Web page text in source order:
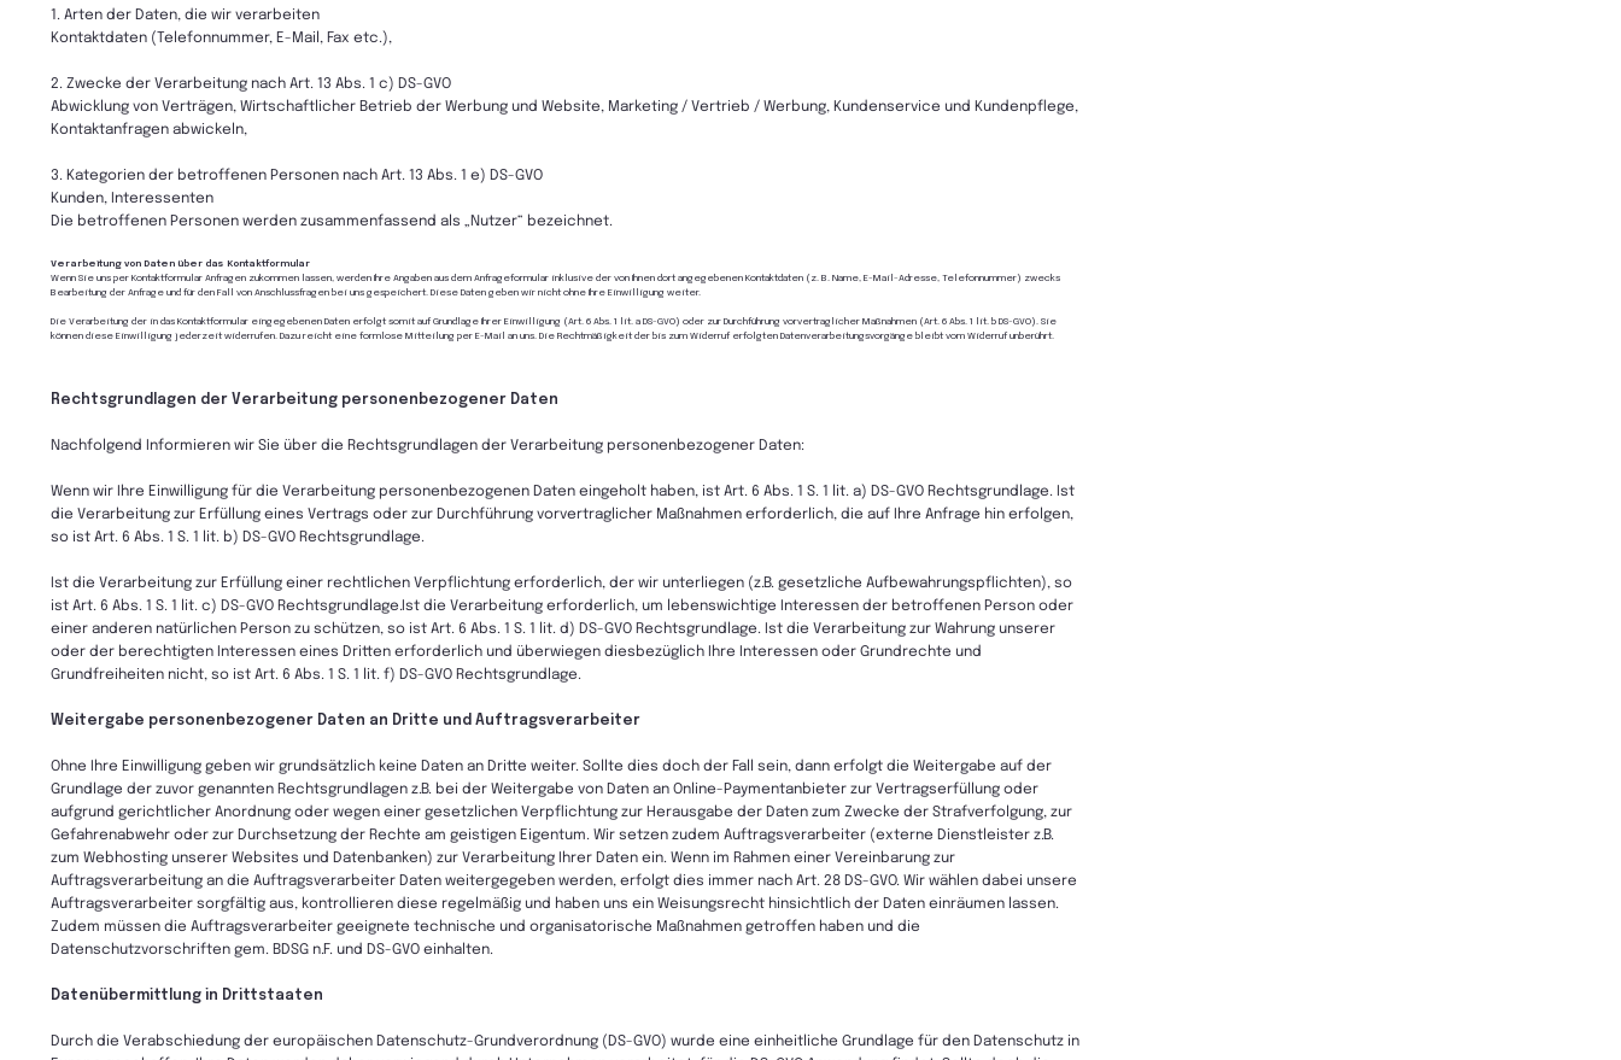
1. Arten der Daten, die wir verarbeiten
Kontaktdaten (Telefonnummer, E-Mail, Fax etc.),
2. Zwecke der Verarbeitung nach Art. 13 Abs. 1 c) DS-GVO
Abwicklung von Verträgen, Wirtschaftlicher Betrieb der Werbung und Website, Marketing / Vertrieb / Werbung, Kundenservice und Kundenpflege,
Kontaktanfragen abwickeln,
3. Kategorien der betroffenen Personen nach Art. 13 Abs. 1 e) DS-GVO
Kunden, Interessenten
Die betroffenen Personen werden zusammenfassend als „Nutzer“ bezeichnet.
Verarbeitung von Daten über das Kontaktformular
Wenn Sie uns per Kontaktformular Anfragen zukommen lassen, werden Ihre Angaben aus dem Anfrageformular inklusive der von Ihnen dort angegebenen Kontaktdaten (z. B. Name, E-Mail-Adresse, Telefonnummer) zwecks
Bearbeitung der Anfrage und für den Fall von Anschlussfragen bei uns gespeichert. Diese Daten geben wir nicht ohne Ihre Einwilligung weiter.
Die Verarbeitung der in das Kontaktformular eingegebenen Daten erfolgt somit auf Grundlage Ihrer Einwilligung (Art. 6 Abs. 1 lit. a DS-GVO) oder zur Durchführung vorvertraglicher Maßnahmen (Art. 6 Abs. 1 lit. b DS-GVO). Sie
können diese Einwilligung jederzeit widerrufen. Dazu reicht eine formlose Mitteilung per E-Mail an uns. Die Rechtmäßigkeit der bis zum Widerruf erfolgten Datenverarbeitungsvorgänge bleibt vom Widerruf unberührt.
Rechtsgrundlagen der Verarbeitung personenbezogener Daten
Nachfolgend Informieren wir Sie über die Rechtsgrundlagen der Verarbeitung personenbezogener Daten:
Wenn wir Ihre Einwilligung für die Verarbeitung personenbezogenen Daten eingeholt haben, ist Art. 6 Abs. 1 S. 1 lit. a) DS-GVO Rechtsgrundlage. Ist
die Verarbeitung zur Erfüllung eines Vertrags oder zur Durchführung vorvertraglicher Maßnahmen erforderlich, die auf Ihre Anfrage hin erfolgen,
so ist Art. 6 Abs. 1 S. 1 lit. b) DS-GVO Rechtsgrundlage.
Ist die Verarbeitung zur Erfüllung einer rechtlichen Verpflichtung erforderlich, der wir unterliegen (z.B. gesetzliche Aufbewahrungspflichten), so
ist Art. 6 Abs. 1 S. 1 lit. c) DS-GVO Rechtsgrundlage.Ist die Verarbeitung erforderlich, um lebenswichtige Interessen der betroffenen Person oder
einer anderen natürlichen Person zu schützen, so ist Art. 6 Abs. 1 S. 1 lit. d) DS-GVO Rechtsgrundlage. Ist die Verarbeitung zur Wahrung unserer
oder der berechtigten Interessen eines Dritten erforderlich und überwiegen diesbezüglich Ihre Interessen oder Grundrechte und
Grundfreiheiten nicht, so ist Art. 6 Abs. 1 S. 1 lit. f) DS-GVO Rechtsgrundlage.
Weitergabe personenbezogener Daten an Dritte und Auftragsverarbeiter
Ohne Ihre Einwilligung geben wir grundsätzlich keine Daten an Dritte weiter. Sollte dies doch der Fall sein, dann erfolgt die Weitergabe auf der
Grundlage der zuvor genannten Rechtsgrundlagen z.B. bei der Weitergabe von Daten an Online-Paymentanbieter zur Vertragserfüllung oder
aufgrund gerichtlicher Anordnung oder wegen einer gesetzlichen Verpflichtung zur Herausgabe der Daten zum Zwecke der Strafverfolgung, zur
Gefahrenabwehr oder zur Durchsetzung der Rechte am geistigen Eigentum. Wir setzen zudem Auftragsverarbeiter (externe Dienstleister z.B.
zum Webhosting unserer Websites und Datenbanken) zur Verarbeitung Ihrer Daten ein. Wenn im Rahmen einer Vereinbarung zur
Auftragsverarbeitung an die Auftragsverarbeiter Daten weitergegeben werden, erfolgt dies immer nach Art. 28 DS-GVO. Wir wählen dabei unsere
Auftragsverarbeiter sorgfältig aus, kontrollieren diese regelmäßig und haben uns ein Weisungsrecht hinsichtlich der Daten einräumen lassen.
Zudem müssen die Auftragsverarbeiter geeignete technische und organisatorische Maßnahmen getroffen haben und die
Datenschutzvorschriften gem. BDSG n.F. und DS-GVO einhalten.
Datenübermittlung in Drittstaaten
Durch die Verabschiedung der europäischen Datenschutz-Grundverordnung (DS-GVO) wurde eine einheitliche Grundlage für den Datenschutz in